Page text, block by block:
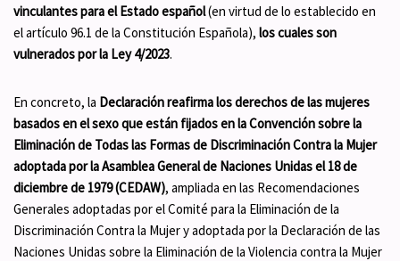
vinculantes para el Estado español(en virtud de lo establecido en
el artículo 96.1 de la Constitución Española), los cuales son
vulnerados por la Ley 4/2023.
En concreto, la Declaración reafirma los derechos de las mujeres
basados en el sexo que están fijados en la Convención sobre la
Eliminación de Todas las Formas de Discriminación Contra la Mujer
adoptada por la Asamblea General de Naciones Unidas el 18 de
diciembre de 1979 (CEDAW), ampliada en las Recomendaciones
Generales adoptadas por el Comité para la Eliminación de la
Discriminación Contra la Mujer y adoptada por la Declaración de las
Naciones Unidas sobre la Eliminación de la Violencia contra la Mujer